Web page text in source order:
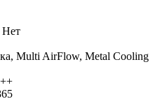
Нет
Multi AirFlow, Metal Cooling